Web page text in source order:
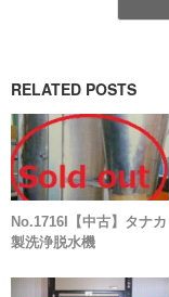
RELATED POSTS
No.1716I【中古】タナカ
製洗浄脱水機